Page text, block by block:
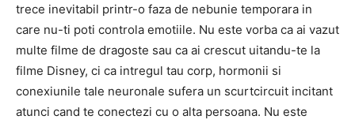
trece inevitabil printr-o faza de nebunie temporara in
care nu-ti poti controla emotiile. Nu este vorba ca ai vazut
multe filme de dragoste sau ca ai crescut uitandu-te la
filme Disney, ci ca intregul tau corp, hormonii si
conexiunile tale neuronale sufera un scurtcircuit incitant
atunci cand te conectezi cu o alta persoana. Nu este